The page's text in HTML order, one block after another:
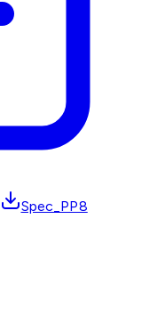
Spec_PP8